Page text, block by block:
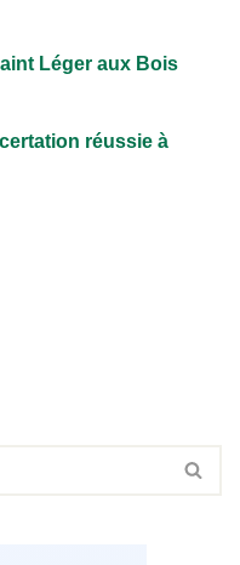
Léger aux Bois
réussie à